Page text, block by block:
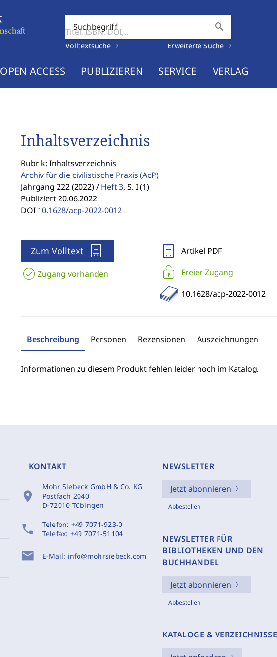
Suchbegriff search
Volltextsuche Erweiterte Suche
OPEN ACCESS PUBLIZIEREN SERVICE VERLAG
Inhaltsverzeichnis
Rubrik: Inhaltsverzeichnis
Archiv für die civilistische Praxis (AcP)
Jahrgang 222 (2022) / Heft 3, S. I (1)
Publiziert 20.06.2022
DOI 10.1628/acp-2022-0012
Zum Volltext
Zugang vorhanden
Artikel PDF
Freier Zugang
10.1628/acp-2022-0012
Beschreibung Personen Rezensionen Auszeichnungen
Informationen zu diesem Produkt fehlen leider noch im Katalog.
KONTAKT
location_on
Mohr Siebeck GmbH & Co. KG
Postfach 2040
D-72010 Tübingen
phone Telefon: +49 7071-923-0
Telefax: +49 7071-51104
mail E-Mail: info@mohrsiebeck.com
NEWSLETTER
Jetzt abonnieren
Abbestellen
NEWSLETTER FÜR
BIBLIOTHEKEN UND DEN
BUCHHANDEL
Jetzt abonnieren
Abbestellen
KATALOGE & VERZEICHNISSE